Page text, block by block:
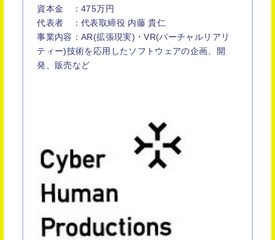
資本金 ：475万円
代表者 ：代表取締役 内藤 貴仁
事業内容：AR(拡張現実)・VR(バーチャルリアリ
ティー)技術を応用したソフトウェアの企画、開
発、販売など